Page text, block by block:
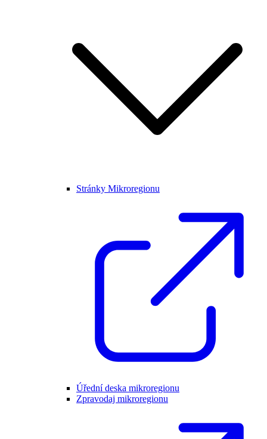
Stránky Mikroregionu
Úřední deska mikroregionu
Zpravodaj mikroregionu